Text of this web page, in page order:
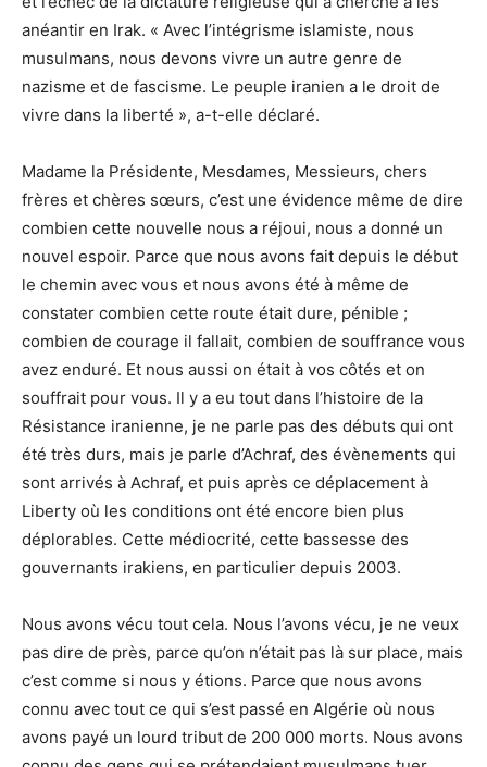
anéantir en Irak. « Avec l’intégrisme islamiste, nous
musulmans, nous devons vivre un autre genre de
nazisme et de fascisme. Le peuple iranien a le droit de
vivre dans la liberté », a-t-elle déclaré.
Madame la Présidente, Mesdames, Messieurs, chers
frères et chères sœurs, c’est une évidence même de dire
combien cette nouvelle nous a réjoui, nous a donné un
nouvel espoir. Parce que nous avons fait depuis le début
le chemin avec vous et nous avons été à même de
constater combien cette route était dure, pénible ;
combien de courage il fallait, combien de souffrance vous
avez enduré. Et nous aussi on était à vos côtés et on
souffrait pour vous. Il y a eu tout dans l’histoire de la
Résistance iranienne, je ne parle pas des débuts qui ont
été très durs, mais je parle d’Achraf, des évènements qui
sont arrivés à Achraf, et puis après ce déplacement à
Liberty où les conditions ont été encore bien plus
déplorables. Cette médiocrité, cette bassesse des
gouvernants irakiens, en particulier depuis 2003.
Nous avons vécu tout cela. Nous l’avons vécu, je ne veux
pas dire de près, parce qu’on n’était pas là sur place, mais
c’est comme si nous y étions. Parce que nous avons
connu avec tout ce qui s’est passé en Algérie où nous
avons payé un lourd tribut de 200 000 morts. Nous avons